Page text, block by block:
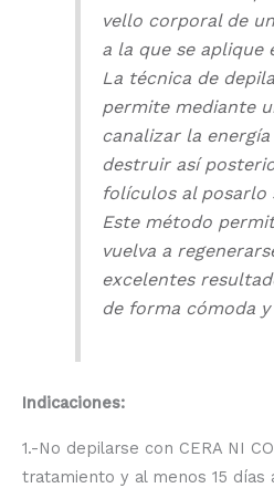
vello corporal de
a la que se aplique
La técnica de
permite mediante
canalizar la
destruir así
folículos al posarlo
Este método
vuelva a
excelentes
de forma cómoda y
Indicaciones:
1.-No depilarse con CERA NI
tratamiento y al menos 15